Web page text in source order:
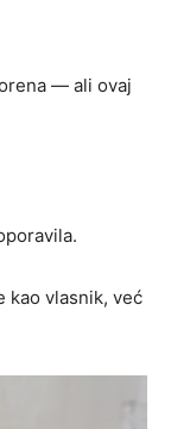
— ali ovaj
kao vlasnik, već